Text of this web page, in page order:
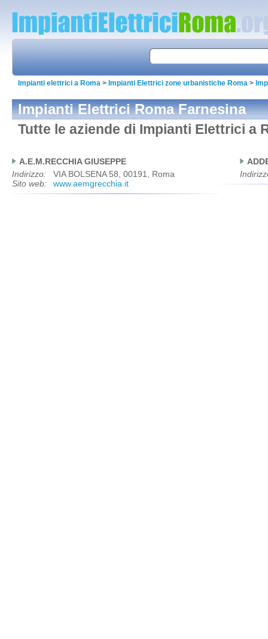
Impianti elettrici a Roma > Impianti Elettrici zone urbanistiche Roma >
Impianti Elettrici Roma Farnesina
Tutte le aziende di Impianti Elettrici a
A.E.M.RECCHIA GIUSEPPE
Indirizzo:
VIA BOLSENA 58, 00191, Roma
Sito web:
www.aemgrecchia.it